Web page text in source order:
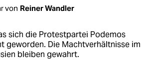
von Reiner Wandler
sich die Protestpartei Podemos
geworden. Die Machtverhältnisse im
bleiben gewahrt.